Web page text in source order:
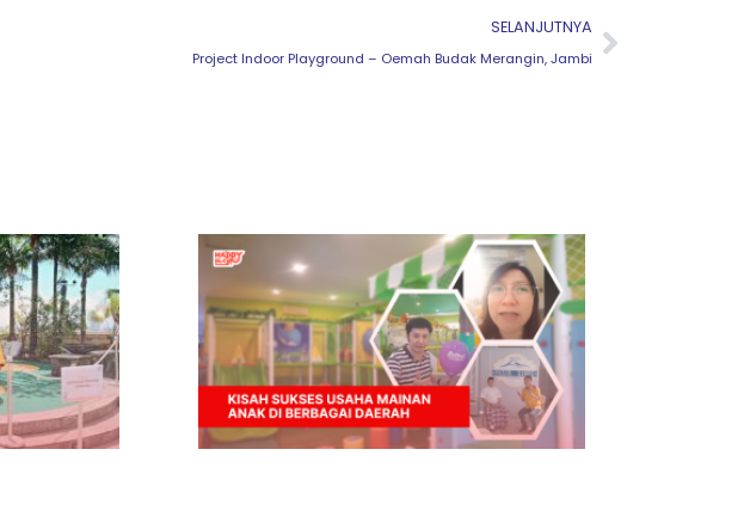
SELANJUTNYA
Project Indoor Playground – Oemah Budak Merangin, Jambi
Next